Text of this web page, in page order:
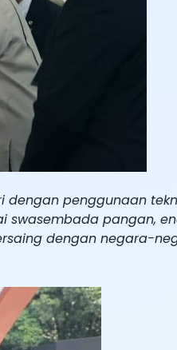
dengan penggunaan
swasembada pangan,
dengan negara-